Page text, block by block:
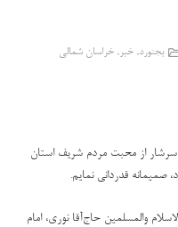
بجنورد, خبر , خراسان شمالی
سرشار از محبت مردم شریف استان
قدردانی نمایم.
والمسلمین حاج‌آقا نوری، امام